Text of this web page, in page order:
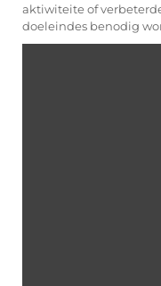
aktiwiteite of
doeleindes benodig